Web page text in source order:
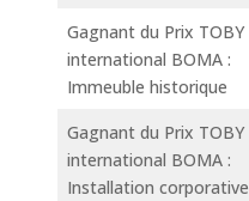
Gagnant du Prix TOBY
international BOMA :
Immeuble historique
Gagnant du Prix TOBY
international BOMA :
Installation corporative